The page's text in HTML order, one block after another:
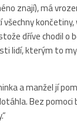
znají), má
dříve chodil o
lidí, kterým to
a manžel jí
Bez